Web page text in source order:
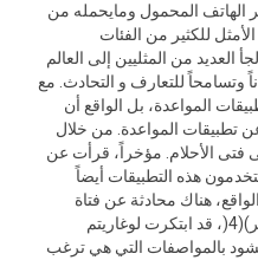
الهاتف المحمول ومایحمله من
للكثیر من الفئات
من المثلیین إلى العالم
وتسامحاً للتعارف و التحادث. مع
المواعدة، بل الواقع أن
تطبیقات المواعدة. من خلال
فتى الأحلام. مؤخراً، قرأت عن
هذه التطبیقات أیضاً
هناك محادثة عن فتاة
مغایرة مهوسة بالریاضیات و الكمبیوتر)(4(، قد ابتكرت لوغاریتم
بالمواصفات التي هي ترغب